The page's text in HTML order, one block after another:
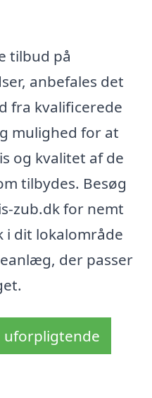
tilbud på
anbefales det
fra kvalificerede
mulighed for at
og kvalitet af de
tilbydes. Besøg
zub.dk for nemt
i dit lokalområde
der passer
uforpligtende